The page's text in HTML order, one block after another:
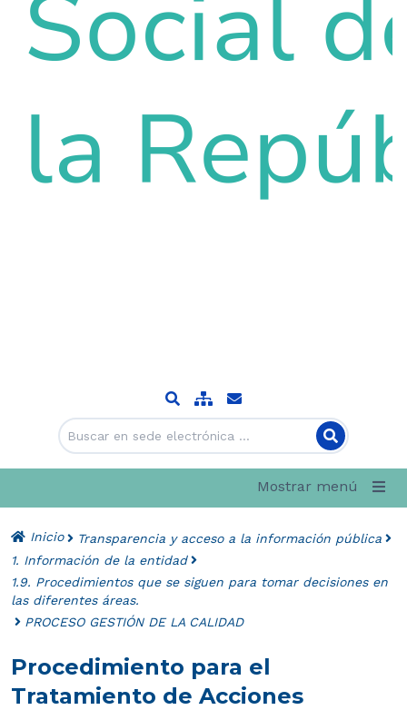
Mostrar menú
Inicio
Transparencia y acceso a la información pública
1. Información de la entidad
1.9. Procedimientos que se siguen para tomar decisiones en
las diferentes áreas.
PROCESO GESTIÓN DE LA CALIDAD
Procedimiento para el
Tratamiento de Acciones